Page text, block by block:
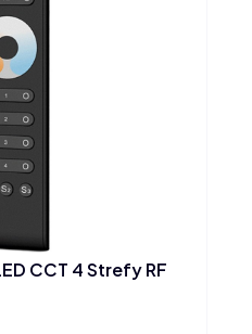
CCT 4 Strefy RF